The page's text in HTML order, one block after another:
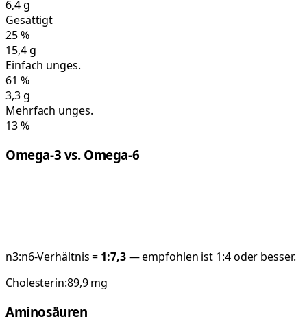
6,4g
Gesättigt
25%
15,4g
Einfach unges.
61 %
3,3g
Mehrfach unges.
13%
Omega-3 vs. Omega-6
n3:n6-Verhältnis = 1:7,3— empfohlen ist 1:4 oder besser.
Cholesterin:89,9mg
Aminosäuren